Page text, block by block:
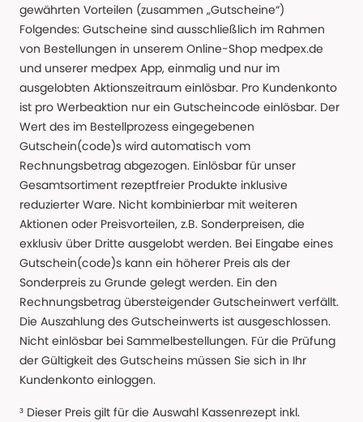
gewährten Vorteilen (zusammen „Gutscheine“)
Folgendes: Gutscheine sind ausschließlich im Rahmen
von Bestellungen in unserem Online-Shop medpex.de
und unserer medpex App, einmalig und nur im
ausgelobten Aktionszeitraum einlösbar. Pro Kundenkonto
ist pro Werbeaktion nur ein Gutscheincode einlösbar. Der
Wert des im Bestellprozess eingegebenen
Gutschein(code)s wird automatisch vom
Rechnungsbetrag abgezogen. Einlösbar für unser
Gesamtsortiment rezeptfreier Produkte inklusive
reduzierter Ware. Nicht kombinierbar mit weiteren
Aktionen oder Preisvorteilen, z.B. Sonderpreisen, die
exklusiv über Dritte ausgelobt werden. Bei Eingabe eines
Gutschein(code)s kann ein höherer Preis als der
Sonderpreis zu Grunde gelegt werden. Ein den
Rechnungsbetrag übersteigender Gutscheinwert verfällt.
Die Auszahlung des Gutscheinwerts ist ausgeschlossen.
Nicht einlösbar bei Sammelbestellungen. Für die Prüfung
der Gültigkeit des Gutscheins müssen Sie sich in Ihr
Kundenkonto einloggen.
³ Dieser Preis gilt für die Auswahl Kassenrezept inkl.